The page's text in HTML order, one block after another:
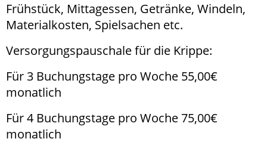
Frühstück, Mittagessen, Getränke, Windeln,
Materialkosten, Spielsachen etc.
Versorgungspauschale für die Krippe:
Für 3 Buchungstage pro Woche 55,00€
monatlich
Für 4 Buchungstage pro Woche 75,00€
monatlich